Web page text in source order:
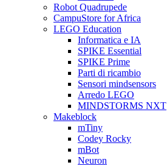
Robot Quadrupede
CampuStore for Africa
LEGO Education
Informatica e IA
SPIKE Essential
SPIKE Prime
Parti di ricambio
Sensori mindsensors
Arredo LEGO
MINDSTORMS NXT
Makeblock
mTiny
Codey Rocky
mBot
Neuron